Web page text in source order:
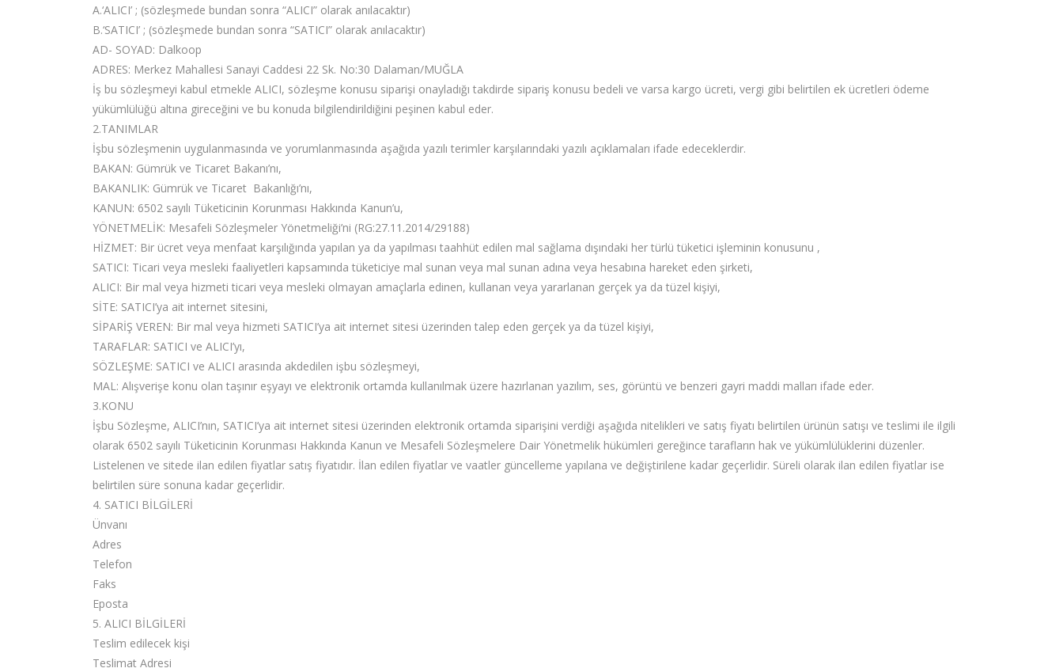
A.‘ALICI’ ; (sözleşmede bundan sonra “ALICI” olarak anılacaktır)
B.‘SATICI’ ; (sözleşmede bundan sonra “SATICI” olarak anılacaktır)
AD- SOYAD: Dalkoop
ADRES: Merkez Mahallesi Sanayi Caddesi 22 Sk. No:30 Dalaman/MUĞLA
İş bu sözleşmeyi kabul etmekle ALICI, sözleşme konusu siparişi onayladığı takdirde sipariş konusu bedeli ve varsa kargo ücreti, vergi gibi belirtilen ek ücretleri ödeme
yükümlülüğü altına gireceğini ve bu konuda bilgilendirildiğini peşinen kabul eder.
2.TANIMLAR
İşbu sözleşmenin uygulanmasında ve yorumlanmasında aşağıda yazılı terimler karşılarındaki yazılı açıklamaları ifade edeceklerdir.
BAKAN: Gümrük ve Ticaret Bakanı’nı,
BAKANLIK: Gümrük ve Ticaret Bakanlığı’nı,
KANUN: 6502 sayılı Tüketicinin Korunması Hakkında Kanun’u,
YÖNETMELİK: Mesafeli Sözleşmeler Yönetmeliği’ni (RG:27.11.2014/29188)
HİZMET: Bir ücret veya menfaat karşılığında yapılan ya da yapılması taahhüt edilen mal sağlama dışındaki her türlü tüketici işleminin konusunu ,
SATICI: Ticari veya mesleki faaliyetleri kapsamında tüketiciye mal sunan veya mal sunan adına veya hesabına hareket eden şirketi,
ALICI: Bir mal veya hizmeti ticari veya mesleki olmayan amaçlarla edinen, kullanan veya yararlanan gerçek ya da tüzel kişiyi,
SİTE: SATICI’ya ait internet sitesini,
SİPARİŞ VEREN: Bir mal veya hizmeti SATICI’ya ait internet sitesi üzerinden talep eden gerçek ya da tüzel kişiyi,
TARAFLAR: SATICI ve ALICI’yı,
SÖZLEŞME: SATICI ve ALICI arasında akdedilen işbu sözleşmeyi,
MAL: Alışverişe konu olan taşınır eşyayı ve elektronik ortamda kullanılmak üzere hazırlanan yazılım, ses, görüntü ve benzeri gayri maddi malları ifade eder.
3.KONU
İşbu Sözleşme, ALICI’nın, SATICI’ya ait internet sitesi üzerinden elektronik ortamda siparişini verdiği aşağıda nitelikleri ve satış fiyatı belirtilen ürünün satışı ve teslimi ile ilgili
olarak 6502 sayılı Tüketicinin Korunması Hakkında Kanun ve Mesafeli Sözleşmelere Dair Yönetmelik hükümleri gereğince tarafların hak ve yükümlülüklerini düzenler.
Listelenen ve sitede ilan edilen fiyatlar satış fiyatıdır. İlan edilen fiyatlar ve vaatler güncelleme yapılana ve değiştirilene kadar geçerlidir. Süreli olarak ilan edilen fiyatlar ise
belirtilen süre sonuna kadar geçerlidir.
4. SATICI BİLGİLERİ
Ünvanı
Adres
Telefon
Faks
Eposta
5. ALICI BİLGİLERİ
Teslim edilecek kişi
Teslimat Adresi